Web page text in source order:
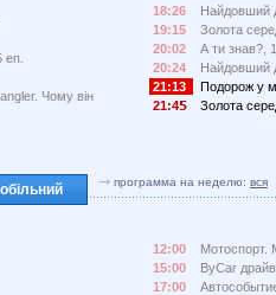
еп.
Чому він
18:26
Найдовший
19:15
Золота
20:02
А ти знав?,
20:24
Найдовший
21:13
Подорож у
21:4
Золота
программа на неделю: вся
12:00
Мотоспорт.
15:00
ByCar
17:00